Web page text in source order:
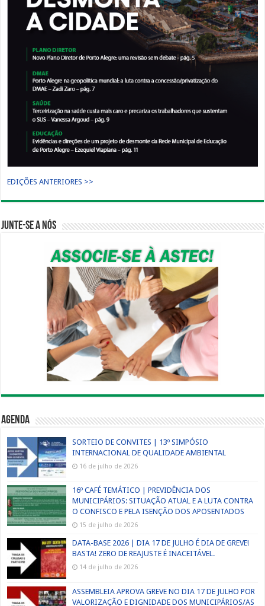
EDIÇÕES ANTERIORES >>
Junte-se a nós
Agenda
SORTEIO DE CONVITES | 13º SIMPÓSIO
INTERNACIONAL DE QUALIDADE AMBIENTAL
16 de julho de 2026
16º CAFÉ TEMÁTICO | PREVIDÊNCIA DOS
MUNICIPÁRIOS: SITUAÇÃO ATUAL E A LUTA CONTRA
O CONFISCO E PELA ISENÇÃO DOS APOSENTADOS
15 de julho de 2026
DATA-BASE 2026 | DIA 17 DE JULHO É DIA DE GREVE!
BASTA! ZERO DE REAJUSTE É INACEITÁVEL.
14 de julho de 2026
ASSEMBLEIA APROVA GREVE NO DIA 17 DE JULHO POR
VALORIZAÇÃO E DIGNIDADE DOS MUNICIPÁRIOS/AS